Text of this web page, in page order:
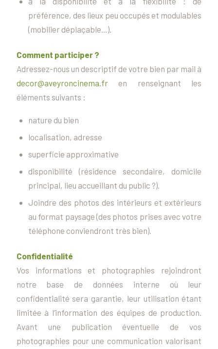
préférence, des lieux peu occupés et modulables
(mobilier déplaçable…).
Comment participer ?
Adressez-nous un descriptif de votre bien par mail à
decor@aveyroncinema.fr en renseignant les
éléments suivants :
nature du bien
localisation, adresse
superficie approximative
disponibilité (résidence secondaire, domicile
principal, lieu accueillant du public ?).
Joindre des photos des intérieurs et extérieurs
au format paysage (des photos prises avec votre
téléphone conviendront très bien).
Confidentialité
Vos informations et photographies rejoindront
notre base de données interne où leur
confidentialité sera garantie, leur utilisation étant
limitée à l’information des équipes de production.
Avant une publication éventuelle de vos
photographies pour une communication valorisant